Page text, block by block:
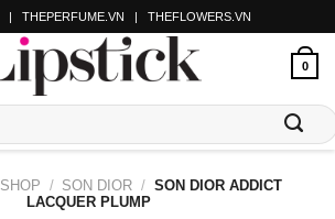
| THEPERFUME.VN | THEFLOWERS.VN
0
SHOP / SON DIOR / SON DIOR ADDICT
LACQUER PLUMP